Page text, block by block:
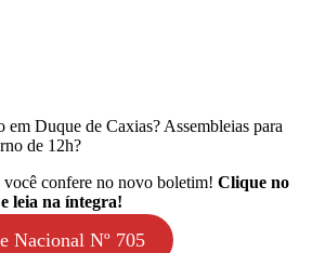
em Duque de Caxias? Assembleias para
de 12h?
você confere no novo boletim! Clique no
leia na íntegra!
Nacional Nº 705